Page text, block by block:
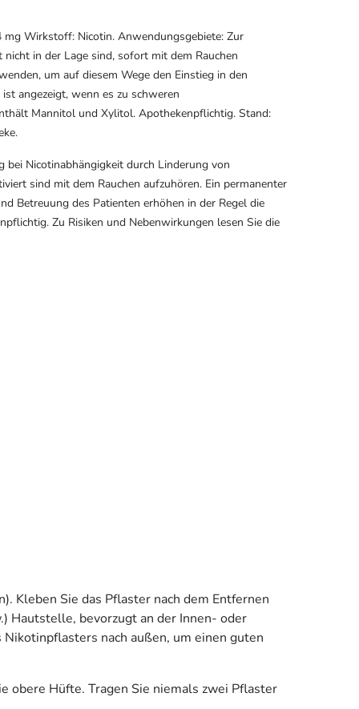
mg Wirkstoff: Nicotin. Anwendungsgebiete: Zur
in der Lage sind, sofort mit dem Rauchen
um auf diesem Wege den Einstieg in den
angezeigt, wenn es zu schweren
Mannitol und Xylitol. Apothekenpflichtig. Stand:
Nicotinabhängigkeit durch Linderung von
sind mit dem Rauchen aufzuhören. Ein permanenter
Betreuung des Patienten erhöhen in der Regel die
Zu Risiken und Nebenwirkungen lesen Sie die
Kleben Sie das Pflaster nach dem Entfernen
Hautstelle, bevorzugt an der Innen- oder
nach außen, um einen guten
obere Hüfte. Tragen Sie niemals zwei Pflaster